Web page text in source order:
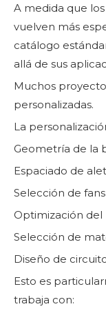
A medida que
vuelven más
catálogo
allá de sus
Muchos
personalizadas.
La
Geometría de la
Espaciado de
Selección de fans
Optimización
Selección de
Diseño de
Esto es
trabaja con: